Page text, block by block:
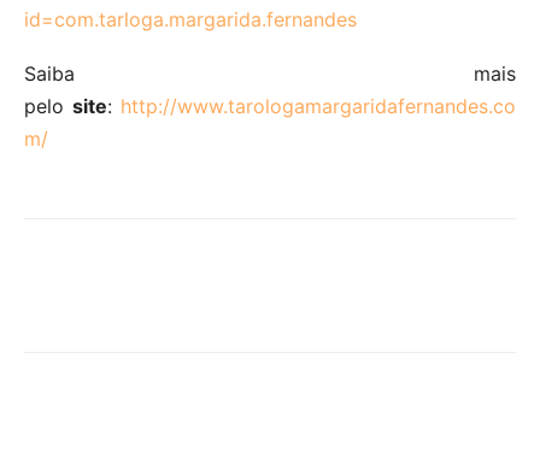
id=com.tarloga.margarida.fernandes
Saiba mais
pelo site: http://www.tarologamargaridafernandes.co
m/